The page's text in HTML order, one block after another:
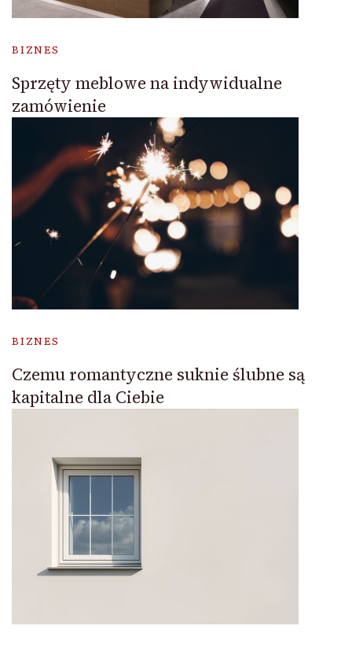
BIZNES
Sprzęty meblowe na indywidualne
zamówienie
BIZNES
Czemu romantyczne suknie ślubne są
kapitalne dla Ciebie